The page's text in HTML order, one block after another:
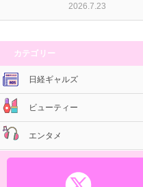
2026.7.23
カテゴリー
日経ギャルズ
ビューティー
エンタメ